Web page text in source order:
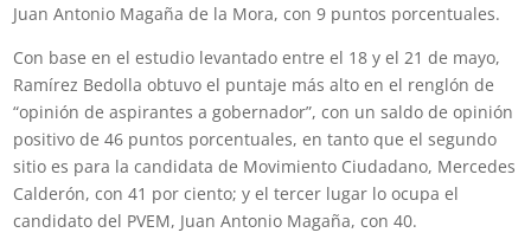
Juan Antonio Magaña de la Mora, con 9 puntos porcentuales.
Con base en el estudio levantado entre el 18 y el 21 de mayo,
Ramírez Bedolla obtuvo el puntaje más alto en el renglón de
“opinión de aspirantes a gobernador”, con un saldo de opinión
positivo de 46 puntos porcentuales, en tanto que el segundo
sitio es para la candidata de Movimiento Ciudadano, Mercedes
Calderón, con 41 por ciento; y el tercer lugar lo ocupa el
candidato del PVEM, Juan Antonio Magaña, con 40.